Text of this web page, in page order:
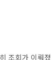
조회가 이뤄졌